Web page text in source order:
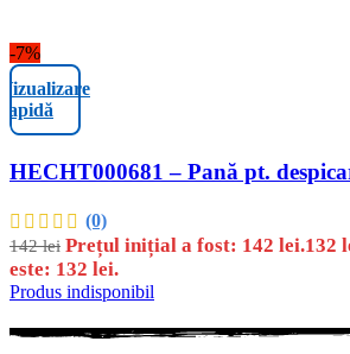
-7%
Vizualizare
rapidă
HECHT000681 – Pană pt.
(0)
142lei Prețul inițial a fost: 142 lei.132
este: 132 lei.
Produs indisponibil